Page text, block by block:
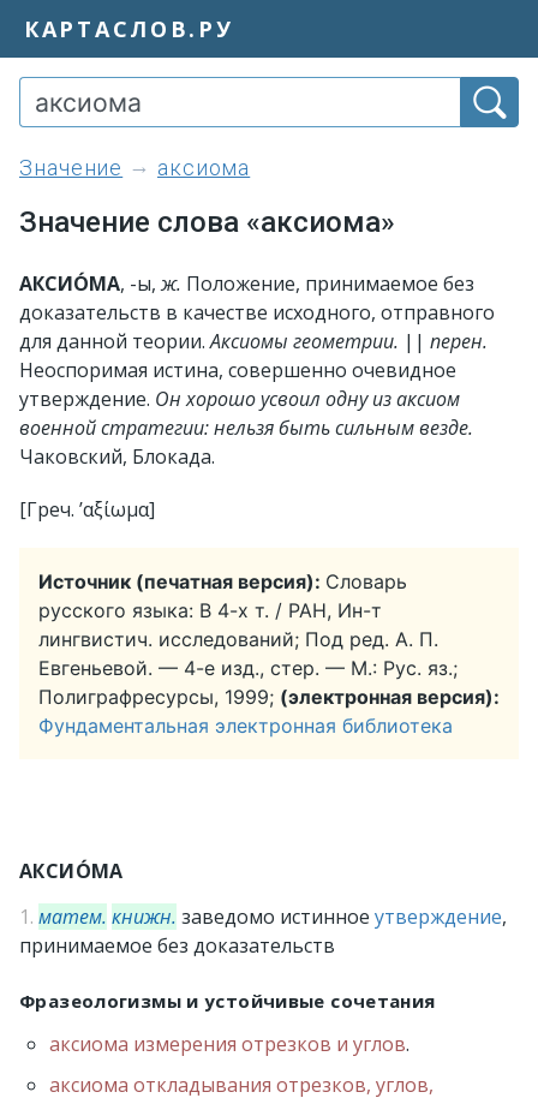
КАРТАСЛОВ.РУ
значение аксиома
Значение слова «аксиома»
АКСИО́МА, -ы,ж. Положение, принимаемое без
доказательств в качестве исходного, отправного
для данной теории.Аксиомы геометрии. || перен.
Неоспоримая истина, совершенно очевидное
утверждение. Он хорошо усвоил одну из аксиом
военной стратегии: нельзя быть сильным везде.
Чаковский, Блокада.
[Греч. ’αξίωμα]
Источник (печатная версия): Словарь
русского языка: В 4-х т. / РАН, Ин-т
лингвистич. исследований; Под ред. А. П.
Евгеньевой. — 4-е изд., стер. — М.: Рус. яз.;
Полиграфресурсы, 1999; (электронная версия):
Фундаментальная электронная библиотека
АКСИО́МА
1. матем. книжн. заведомо истинное утверждение,
принимаемое без доказательств
Фразеологизмы и устойчивые сочетания
аксиома измерения отрезков и углов.
аксиома откладывания отрезков, углов,